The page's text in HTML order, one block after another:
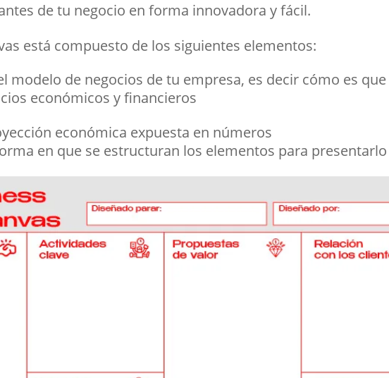
de tu negocio en forma innovadora y fácil.
está compuesto de los siguientes elementos:
modelo de negocios de tu empresa, es decir cómo es
económicos y financieros
económica expuesta en números
en que se estructuran los elementos para